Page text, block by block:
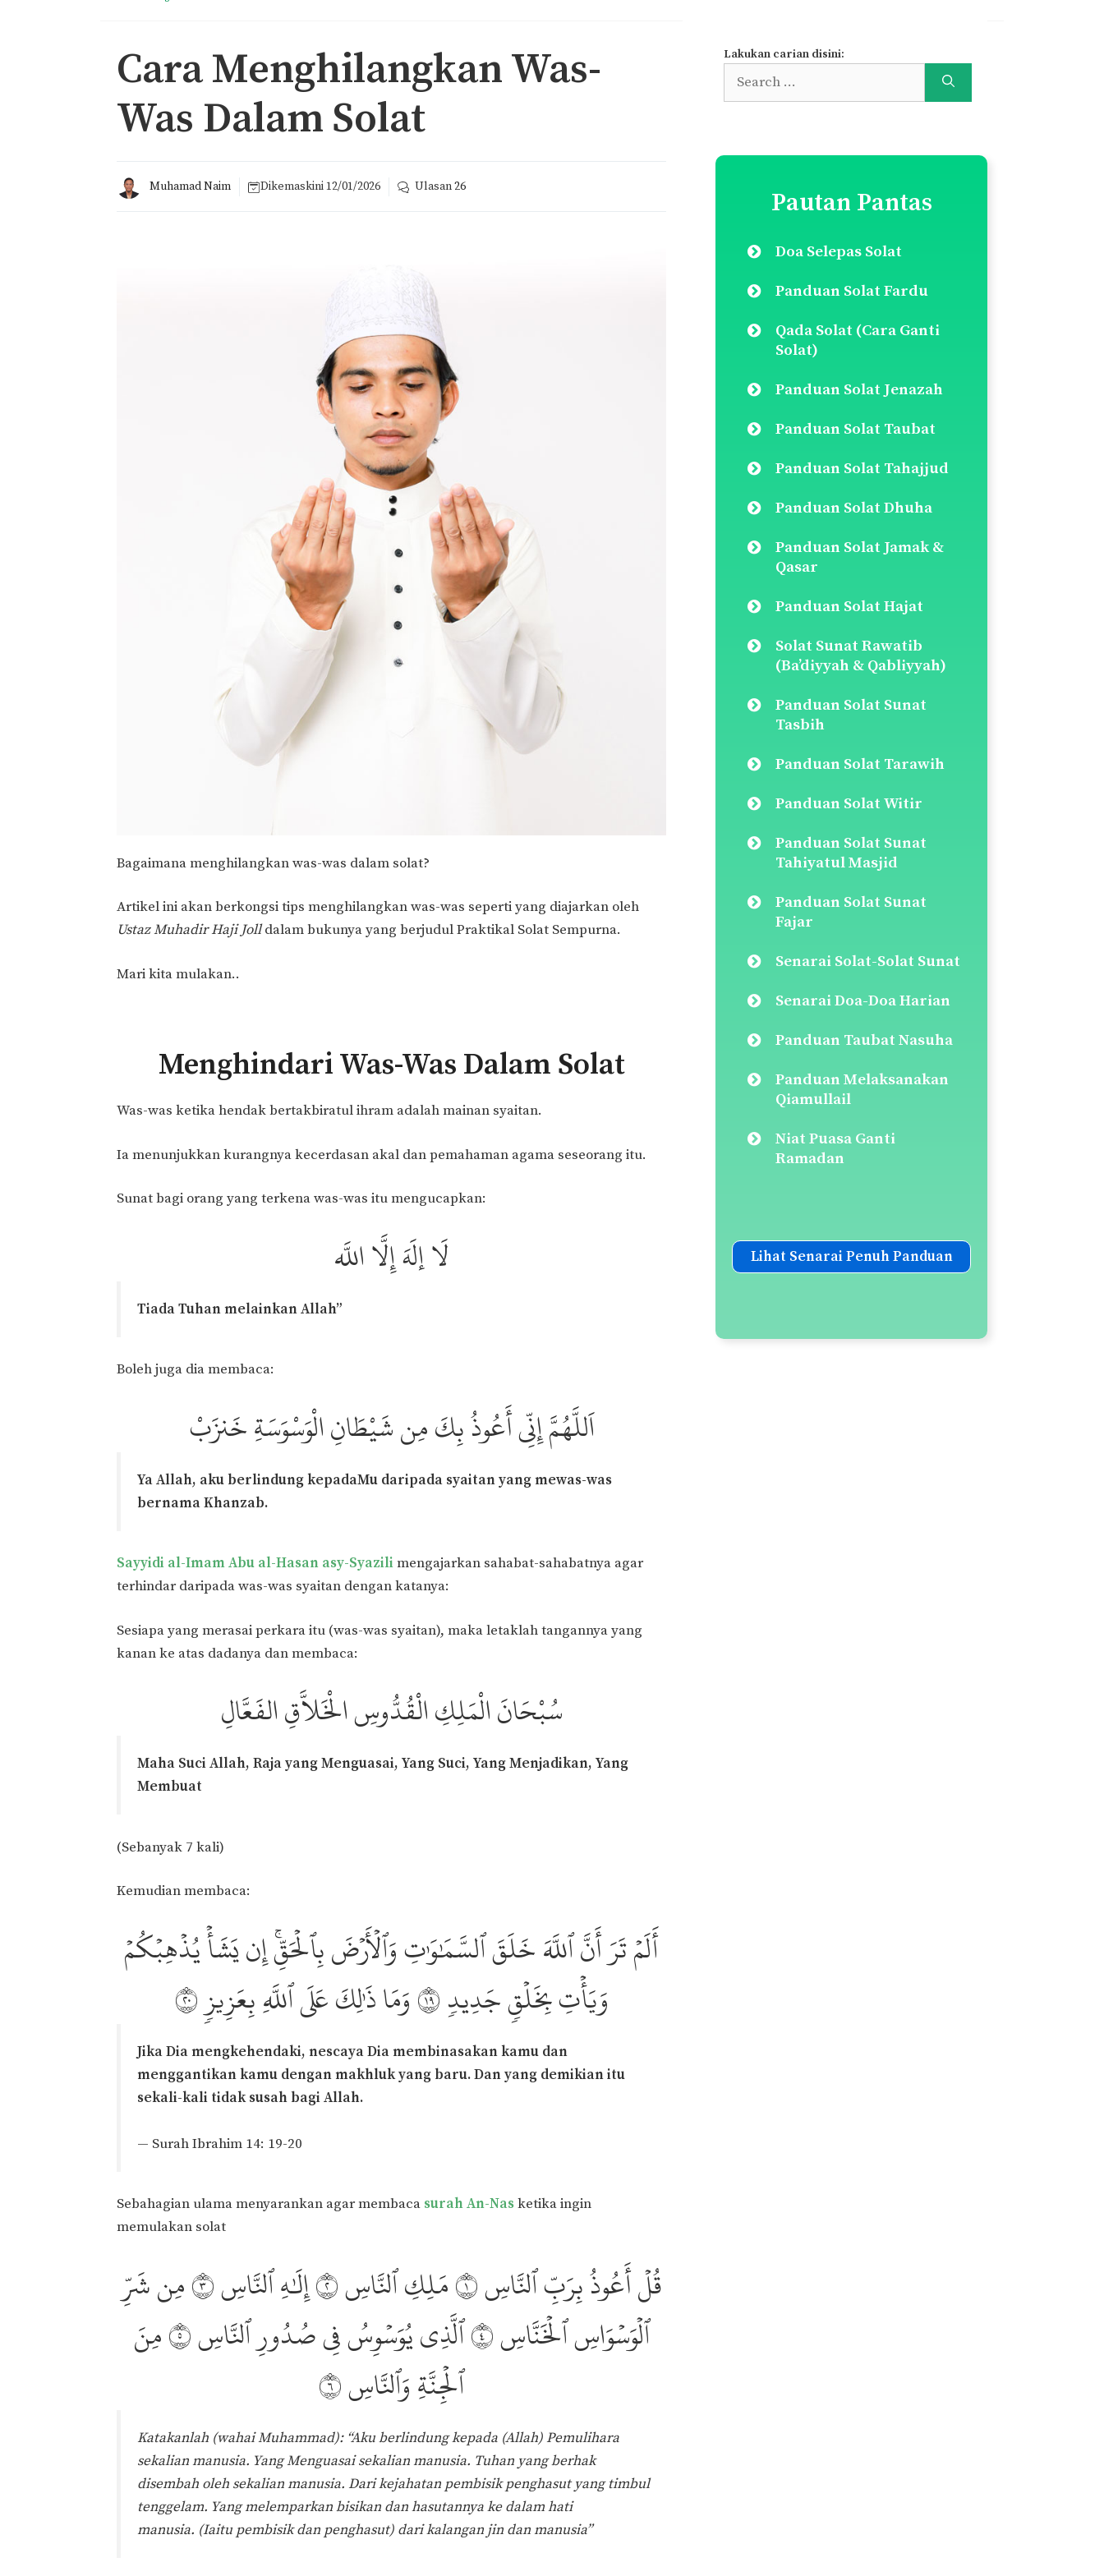
Cara Menghilangkan Was-
Was Dalam Solat
Muhamad Naim Dikemaskini12/01/2026 Ulasan26
Bagaimana menghilangkan was-was dalam solat?
Artikel ini akan berkongsi tips menghilangkan was-was seperti yang diajarkan oleh
Ustaz Muhadir Haji Jolldalam bukunya yang berjudul Praktikal Solat Sempurna.
Mari kita mulakan..
Menghindari Was-Was Dalam Solat
Was-was ketika hendak bertakbiratul ihram adalah mainan syaitan.
Ia menunjukkan kurangnya kecerdasan akal dan pemahaman agama seseorang itu.
Sunat bagi orang yang terkena was-was itu mengucapkan:
لَا إلَهَ إِلَّا اللَّه
Tiada Tuhan melainkan Allah”
Boleh juga dia membaca:
اَللَّهُمَّ إِنِّي أَعُوذُ بِكَ مِن شَيْطَانِ الْوَسْوَسَةِ خَنزَبْ
Ya Allah, aku berlindung kepadaMu daripada syaitan yang mewas-was
bernama Khanzab.
Sayyidi al-Imam Abu al-Hasan asy-Syazilimengajarkan sahabat-sahabatnya agar
terhindar daripada was-was syaitan dengan katanya:
Sesiapa yang merasai perkara itu (was-was syaitan), maka letaklah tangannya yang
kanan ke atas dadanya dan membaca:
سُبْحَانَ الْمَلِكِ الْقُدُّوسِ الْخَلاَّقِ الفَعَّالِ
Maha Suci Allah, Raja yang Menguasai, Yang Suci, Yang Menjadikan, Yang
Membuat
(Sebanyak 7 kali)
Kemudian membaca:
أَلَمۡ تَرَ أَنَّ ٱللَّهَ خَلَقَ ٱلسَّمَٰوَٰتِ وَٱلۡأَرۡضَ بِٱلۡحَقِّۚ إِن يَشَأۡ يُذۡهِبۡكُمۡ
وَيَأۡتِ بِخَلۡقٖ جَدِيدٖ ١٩ وَمَا ذَٰلِكَ عَلَى ٱللَّهِ بِعَزِيزٖ ٢٠
Jika Dia mengkehendaki, nescaya Dia membinasakan kamu dan
menggantikan kamu dengan makhluk yang baru. Dan yang demikian itu
sekali-kali tidak susah bagi Allah.
— Surah Ibrahim 14: 19-20
Sebahagian ulama menyarankan agar membaca surah An-Nasketika ingin
memulakan solat
قُلۡ أَعُوذُ بِرَبِّ ٱلنَّاسِ ١ مَلِكِ ٱلنَّاسِ ٢ إِلَٰهِ ٱلنَّاسِ ٣ مِن شَرِّ
ٱلۡوَسۡوَاسِ ٱلۡخَنَّاسِ ٤ ٱلَّذِي يُوَسۡوِسُ فِي صُدُورِ ٱلنَّاسِ ٥ مِنَ
ٱلۡجِنَّةِ وَٱلنَّاسِ ٦
Katakanlah (wahai Muhammad): “Aku berlindung kepada (Allah) Pemulihara
sekalian manusia. Yang Menguasai sekalian manusia. Tuhan yang berhak
disembah oleh sekalian manusia. Dari kejahatan pembisik penghasut yang timbul
tenggelam. Yang melemparkan bisikan dan hasutannya ke dalam hati
manusia. (Iaitu pembisik dan penghasut) dari kalangan jin dan manusia”
Lakukan carian disini:
Search
for:
Pautan Pantas
Doa Selepas Solat
Panduan Solat Fardu
Qada Solat (Cara Ganti
Solat)
Panduan Solat Jenazah
Panduan Solat Taubat
Panduan Solat Tahajjud
Panduan Solat Dhuha
Panduan Solat Jamak &
Qasar
Panduan Solat Hajat
Solat Sunat Rawatib
(Ba’diyyah & Qabliyyah)
Panduan Solat Sunat
Tasbih
Panduan Solat Tarawih
Panduan Solat Witir
Panduan Solat Sunat
Tahiyatul Masjid
Panduan Solat Sunat
Fajar
Senarai Solat-Solat Sunat
Senarai Doa-Doa Harian
Panduan Taubat Nasuha
Panduan Melaksanakan
Qiamullail
Niat Puasa Ganti
Ramadan
Lihat Senarai Penuh Panduan